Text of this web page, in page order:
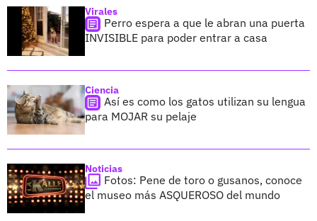
Virales
Perro espera a que le abran una puerta
INVISIBLE para poder entrar a casa
Ciencia
Así es como los gatos utilizan su lengua
para MOJAR su pelaje
Noticias
Fotos: Pene de toro o gusanos, conoce
el museo más ASQUEROSO del mundo